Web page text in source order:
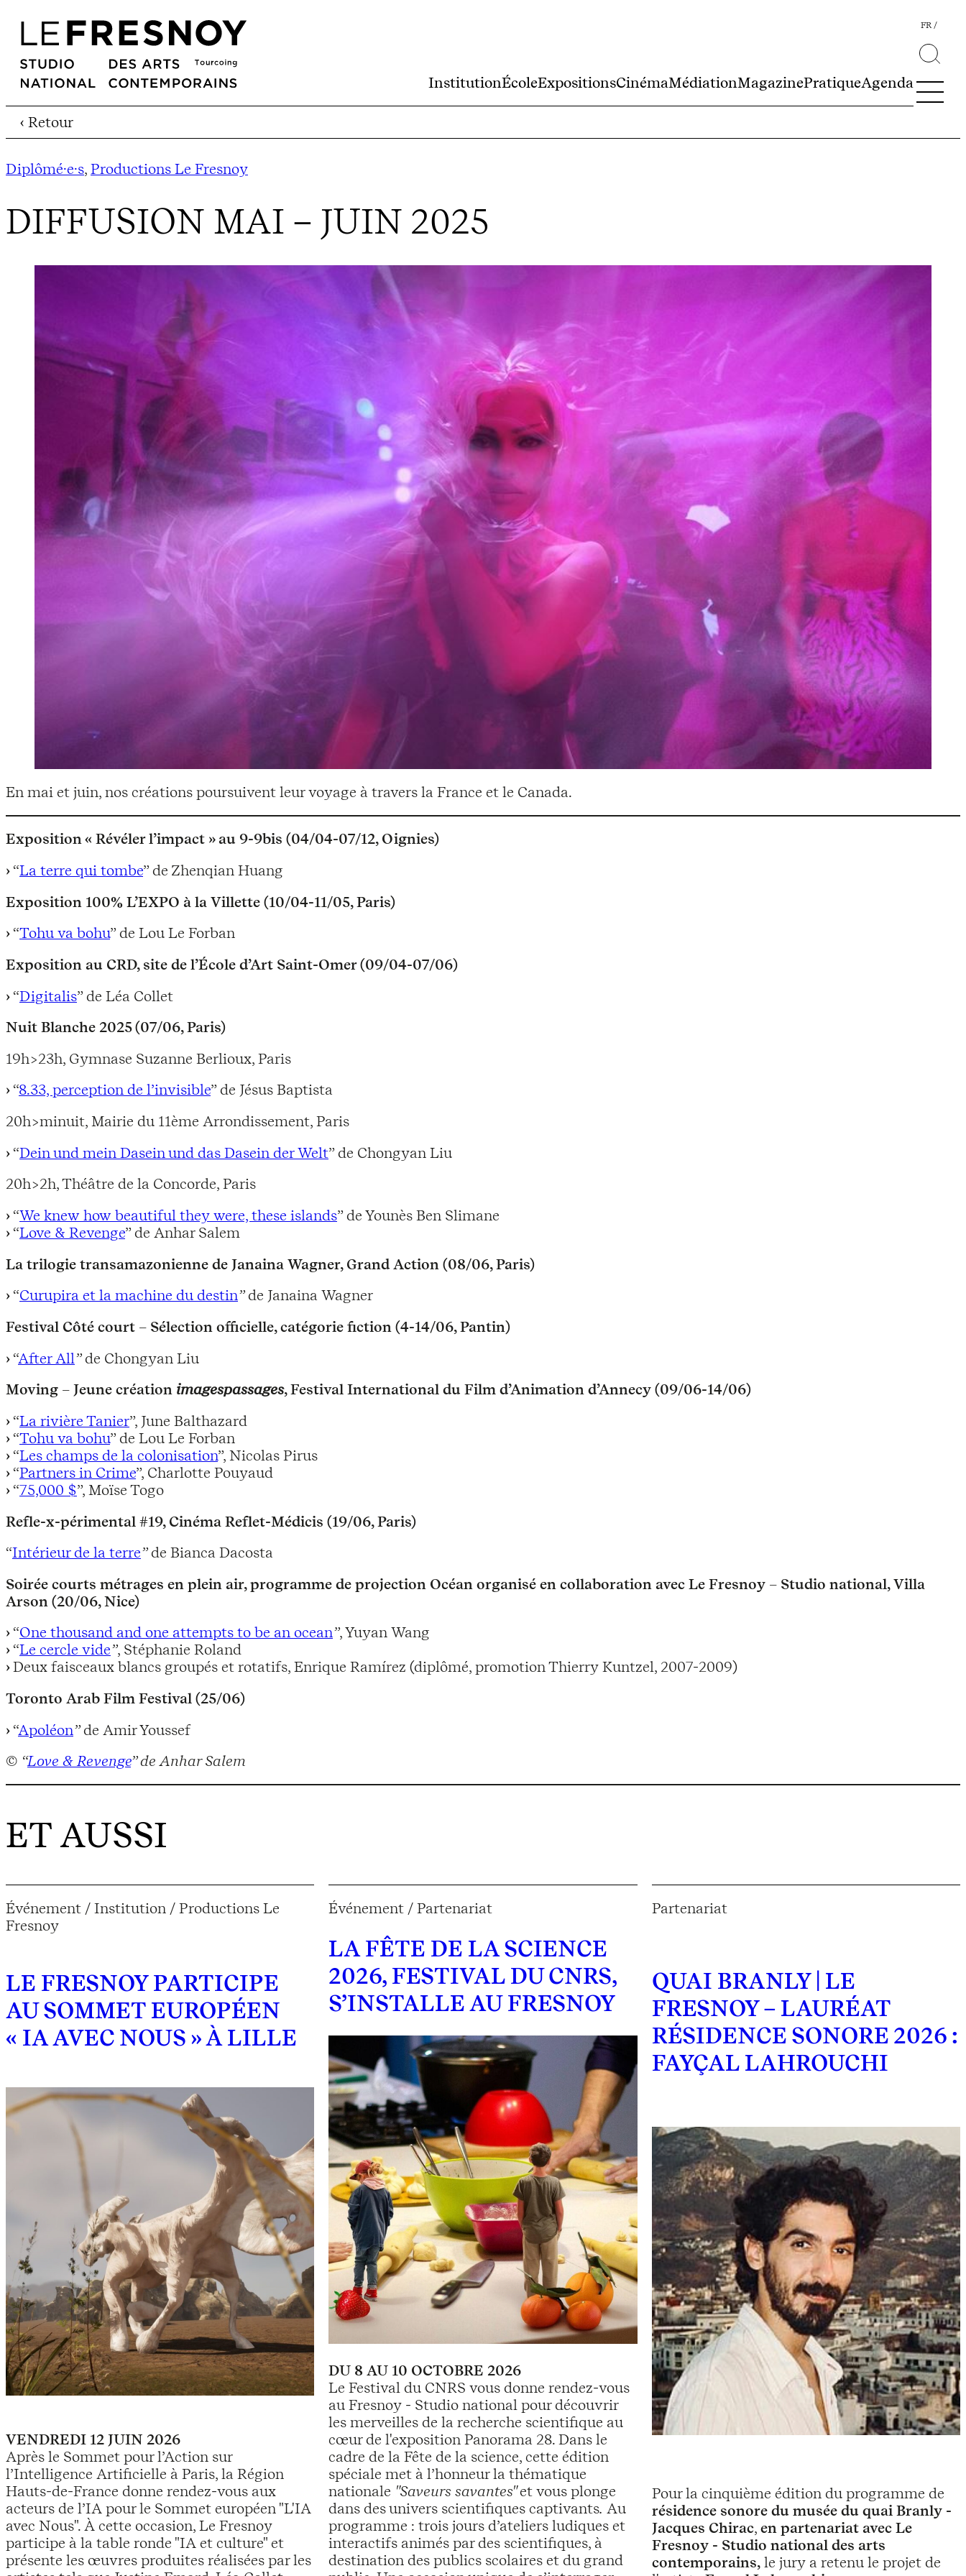
InstitutionÉcoleExpositionsCinémaMédiationMagazinePratiqueAgenda
FR
‹ Retour
Diplômé·e·s, Productions Le Fresnoy
DIFFUSION MAI – JUIN 2025
En mai et juin, nos créations poursuivent leur voyage à travers la France et le Canada.
Exposition « Révéler l’impact » au 9-9bis (04/04-07/12, Oignies)
“La terre qui tombe” de Zhenqian Huang
Exposition 100% L’EXPO à la Villette (10/04-11/05, Paris)
“Tohu va bohu” de Lou Le Forban
Exposition au CRD, site de l’École d’Art Saint-Omer (09/04-07/06)
“Digitalis” de Léa Collet
Nuit Blanche 2025 (07/06, Paris)
19h>23h, Gymnase Suzanne Berlioux, Paris
“8.33, perception de l’invisible” de Jésus Baptista
20h>minuit, Mairie du 11ème Arrondissement, Paris
“Dein und mein Dasein und das Dasein der Welt” de Chongyan Liu
20h>2h, Théâtre de la Concorde, Paris
“We knew how beautiful they were, these islands” de Younès Ben Slimane
“Love & Revenge” de Anhar Salem
La trilogie transamazonienne de Janaina Wagner, Grand Action (08/06, Paris)
“Curupira et la machine du destin”de Janaina Wagner
Festival Côté court – Sélection officielle, catégorie fiction (4-14/06, Pantin)
“After All”de Chongyan Liu
Moving – Jeune création imagespassages, Festival International du Film d’Animation d’Annecy (09/06-14/06)
“La rivière Tanier”, June Balthazard
“Tohu va bohu” de Lou Le Forban
“Les champs de la colonisation”, Nicolas Pirus
“Partners in Crime”, Charlotte Pouyaud
“75,000 $”, Moïse Togo
Refle-x-périmental #19, Cinéma Reflet-Médicis (19/06, Paris)
“Intérieur de la terre”de Bianca Dacosta
Soirée courts métrages en plein air, programme de projection Océan organisé en collaboration avec Le Fresnoy – Studio national, Villa
Arson (20/06, Nice)
“One thousand and one attempts to be an ocean”, Yuyan Wang
“Le cercle vide”, Stéphanie Roland
Deux faisceaux blancs groupés et rotatifs, Enrique Ramírez (diplômé, promotion Thierry Kuntzel, 2007-2009)
Toronto Arab Film Festival (25/06)
“Apoléon”de Amir Youssef
© “Love & Revenge” de Anhar Salem
ET AUSSI
Événement / Institution / Productions Le
Fresnoy
LE FRESNOY PARTICIPE
AU SOMMET EUROPÉEN
« IA AVEC NOUS » À LILLE
VENDREDI 12 JUIN 2026
Après le Sommet pour l’Action sur
l’Intelligence Artificielle à Paris, la Région
Hauts-de-France donne rendez-vous aux
acteurs de l’IA pour le Sommet européen "L'IA
avec Nous". À cette occasion, Le Fresnoy
participe à la table ronde "IA et culture" et
présente les œuvres produites réalisées par les
Événement / Partenariat
LA FÊTE DE LA SCIENCE
2026, FESTIVAL DU CNRS,
S’INSTALLE AU FRESNOY
DU 8 AU 10 OCTOBRE 2026
Le Festival du CNRS vous donne rendez-vous
au Fresnoy - Studio national pour découvrir
les merveilles de la recherche scientifique au
cœur de l'exposition Panorama 28. Dans le
cadre de la Fête de la science, cette édition
spéciale met à l’honneur la thématique
nationale "Saveurs savantes"et vous plonge
dans des univers scientifiques captivants. Au
programme : trois jours d’ateliers ludiques et
interactifs animés par des scientifiques, à
destination des publics scolaires et du grand
Partenariat
QUAI BRANLY | LE
FRESNOY – LAURÉAT
RÉSIDENCE SONORE 2026 :
FAYÇAL LAHROUCHI
Pour la cinquième édition du programme de
résidence sonore du musée du quai Branly -
Jacques Chirac, en partenariat avec Le
Fresnoy - Studio national des arts
contemporains,le jury a retenu le projet de